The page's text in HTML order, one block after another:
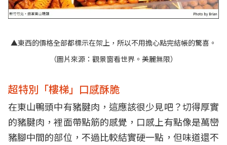
▲東西的價格全部都標示在架上，所以不用擔心點完結帳的驚喜。
（圖片來源： 觀景窗看世界。美麗無限）
超特別「樓梯」口感酥脆
在東山鴨頭中有豬腱肉，這應該很少見吧？切得厚實
的豬腱肉，裡面帶點筋的感覺，口感上有點像是萬巒
豬腳中間的部位，不過比較結實硬一點，但味道還不